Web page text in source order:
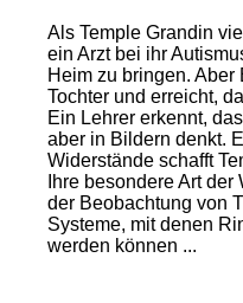
Als Temple Grandin
ein Arzt bei ihr
Heim zu bringen.
Tochter und erreicht,
Ein Lehrer erkennt,
aber in Bildern denkt.
Widerstände schafft
Ihre besondere Art
der Beobachtung von
Systeme, mit denen
werden können ...